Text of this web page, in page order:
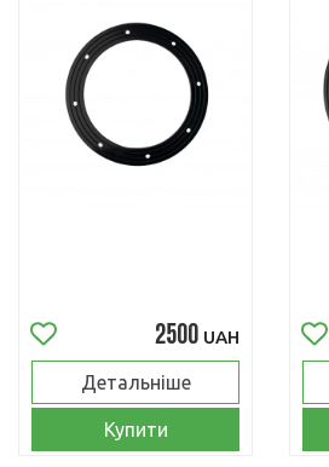
2500 UAH
Детальніше
Купити